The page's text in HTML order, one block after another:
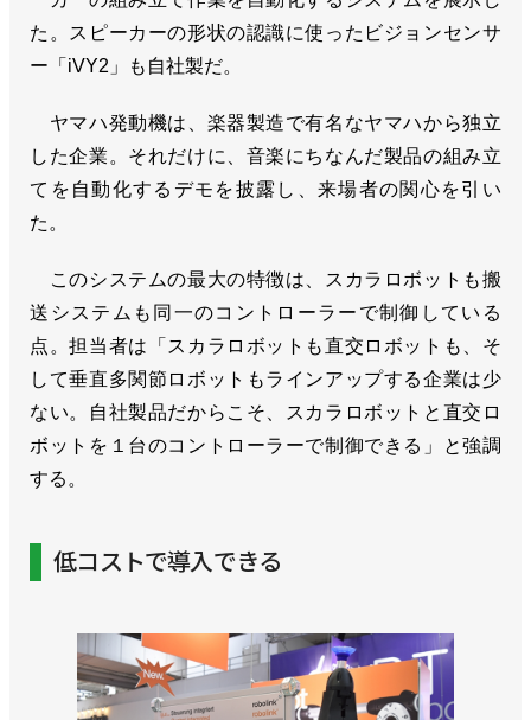
た。スピーカーの形状の認識に使ったビジョンセンサ
ー「iVY2」も自社製だ。
ヤマハ発動機は、楽器製造で有名なヤマハから独立
した企業。それだけに、音楽にちなんだ製品の組み立
てを自動化するデモを披露し、来場者の関心を引い
た。
このシステムの最大の特徴は、スカラロボットも搬
送システムも同一のコントローラーで制御している
点。担当者は「スカラロボットも直交ロボットも、そ
して垂直多関節ロボットもラインアップする企業は少
ない。自社製品だからこそ、スカラロボットと直交ロ
ボットを１台のコントローラーで制御できる」と強調
する。
低コストで導入できる